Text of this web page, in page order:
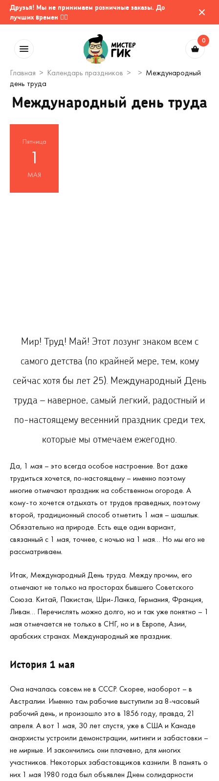
Друзья! Мы не принимаем розничные заказы. До
лучших времен 🤷‍♂️
0
Главная Календарь праздников
Международный
день труда
Международный день труда
Пятница
1
МАЯ
Мир! Труд! Май! Этот лозунг знаком всем с
самого детства (по крайней мере, тем, кому
сейчас хотя бы лет 25). Международный День
труда – наверное, самый легкий, радостный и
по-настоящему весенний праздник среди тех,
которые мы отмечаем ежегодно.
Да, 1 мая – это всегда особое настроение. Вот даже
трудиться хочется, по-настоящему – именно поэтому
многие отмечают праздник на собственном огороде. А
кому-то хочется отдыхать от трудов праведных, поэтому
второй, традиционный способ отметить 1 мая – шашлык.
Обязательно на природе. Есть еще один вариант,
связанный с 1 мая, точнее, с ночью на 1 мая… Но мы его не
рассматриваем.
Итак, Международный День труда. Между прочим, его
отмечают не только на просторах бывшего Советского
Союза. Китай, Пакистан, Шри-Ланка, Германия, Франция,
Ливан… Перечислять можно долго, но и так уже понятно – 1
мая отмечается не только в СНГ, но и в Европе, Азии,
арабских странах. Международный же праздник.
История 1 мая
Она началась совсем не в СССР. Скорее, наоборот – в
Австралии. Именно там рабочие выступили за 8-часовый
рабочий день, и произошло это в 1856 году, правда, 21
апреля. А вот 1 мая, 30 лет спустя, уже в США и Канаде
анархисты устроили демонстрации, митинги и забастовки –
не мирные. И закончились они плачевно, для многих
участников. Некоторых забастовщиков казнили. В память о
них 1 мая 1980 года был объявлен Днем солидарности